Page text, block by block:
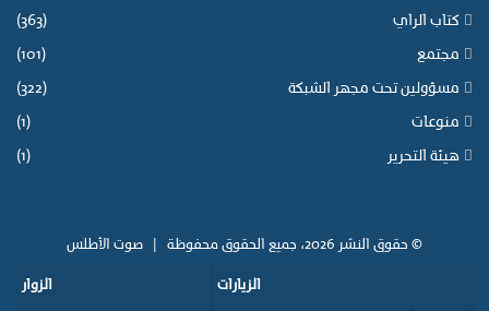
كتاب الراي (363)
مجتمع (101)
مسؤولين تحت مجهر الشبكة (322)
منوعات (1)
هيئة التحرير (1)
© حقوق النشر 2026، جميع الحقوق محفوظة | صوت الأطلس
الزيارات الزوار